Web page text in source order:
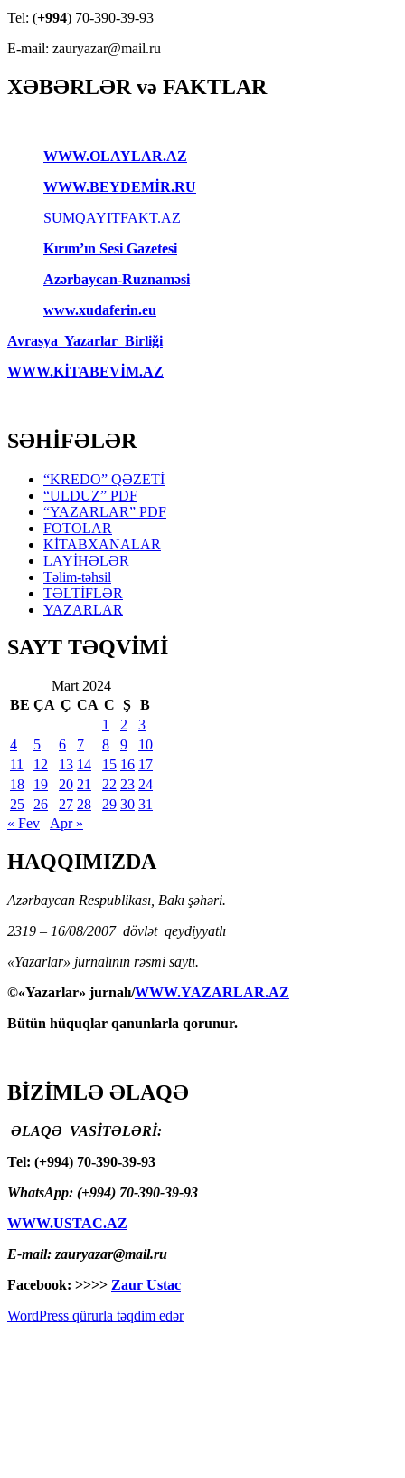
Tel: (+994) 70-390-39-93
E-mail: zauryazar@mail.ru
XƏBƏRLƏR və FAKTLAR
WWW.OLAYLAR.AZ
WWW.BEYDEMİR.RU
SUMQAYITFAKT.AZ
Kırım’ın Sesi Gazetesi
Azərbaycan-Ruznaməsi
www.xudaferin.eu
Avrasya Yazarlar Birliği
WWW.KİTABEVİM.AZ
SƏHİFƏLƏR
“KREDO” QƏZETİ
“ULDUZ” PDF
“YAZARLAR” PDF
FOTOLAR
KİTABXANALAR
LAYİHƏLƏR
Təlim-təhsil
TƏLTİFLƏR
YAZARLAR
SAYT TƏQVİMİ
Mart 2024
BE ÇA Ç CA C Ş
B
1
2
3
4
5 6 7 8 9
10
11
12 13 14 15 16 17
18
19 20 21 22 23 24
25
26 27 28 29 30 31
« Fev
Apr »
HAQQIMIZDA
Azərbaycan Respublikası, Bakı şəhəri.
2319 – 16/08/2007 dövlət qeydiyyatlı
«Yazarlar» jurnalının rəsmi saytı.
©«Yazarlar» jurnalı/WWW.YAZARLAR.AZ
Bütün hüquqlar qanunlarla qorunur.
BİZİMLƏ ƏLAQƏ
ƏLAQƏ VASİTƏLƏRİ:
Tel: (+994) 70-390-39-93
WhatsApp: (+994) 70-390-39-93
WWW.USTAC.AZ
E-mail: zauryazar@mail.ru
Facebook: >>>> Zaur Ustac
WordPress qürurla təqdim edər